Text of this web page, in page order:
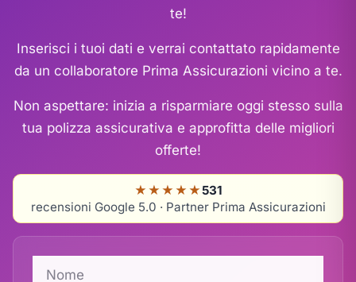
te!
Inserisci i tuoi dati e verrai contattato rapidamente
da un collaboratore Prima Assicurazioni vicino a te.
Non aspettare: inizia a risparmiare oggi stesso sulla
tua polizza assicurativa e approfitta delle migliori
offerte!
★★★★★531
recensioni Google 5.0 · Partner Prima Assicurazioni